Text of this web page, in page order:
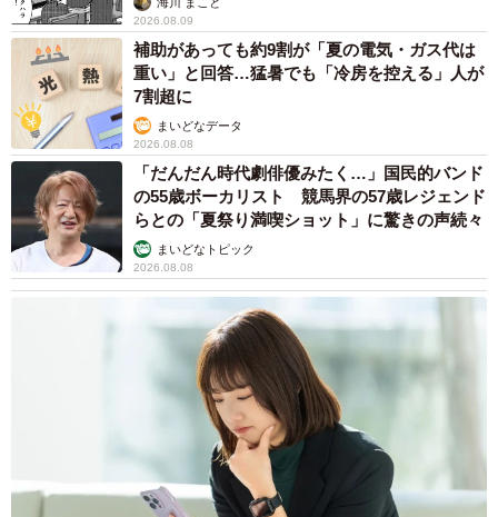
2026.08.09
補助があっても約9割が「夏の電気・ガス代は
重い」と回答…猛暑でも「冷房を控える」人が
7割超に
まいどなデータ
2026.08.08
「だんだん時代劇俳優みたく…」国民的バンド
の55歳ボーカリスト 競馬界の57歳レジェンド
らとの「夏祭り満喫ショット」に驚きの声続々
まいどなトピック
2026.08.08